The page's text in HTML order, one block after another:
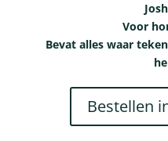
Voor
Bevat alles waar
Bestellen